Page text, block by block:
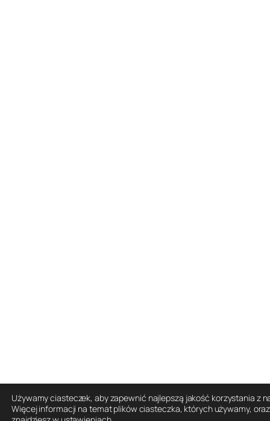
Używamy ciasteczek, aby zapewnić najlepszą jakość korzystania z
Więcej informacji na temat plików ciasteczka, których używamy,